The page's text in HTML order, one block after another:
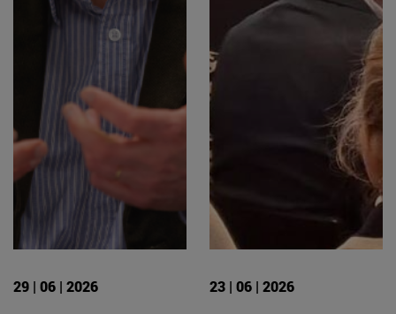
29 | 06 | 2026 23 | 06 | 2026